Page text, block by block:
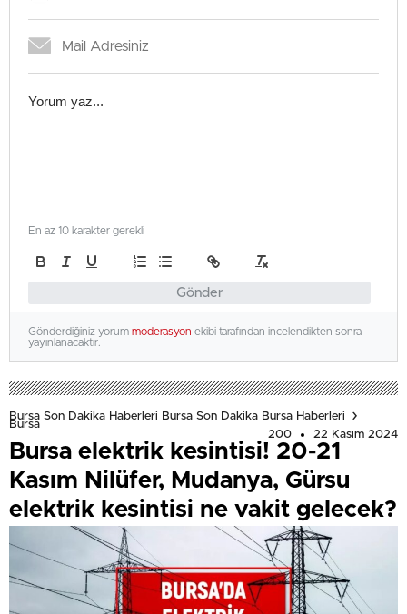
Gönder
En az 10 karakter gerekli
Gönderdiğiniz yorum moderasyon ekibi tarafından incelendikten sonra
yayınlanacaktır.
Bursa Son Dakika Haberleri Bursa Son Dakika Bursa Haberleri
Bursa
200
22 Kasım 2024
Bursa elektrik kesintisi! 20-21
Kasım Nilüfer, Mudanya, Gürsu
elektrik kesintisi ne vakit gelecek?